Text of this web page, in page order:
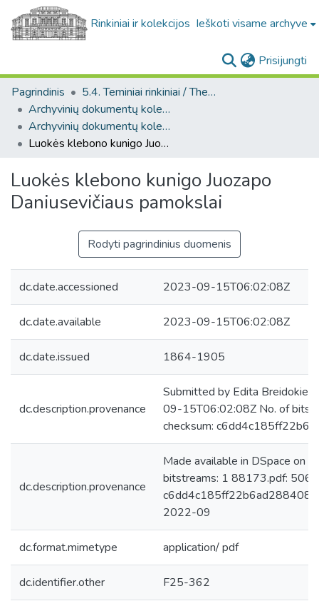
Rinkiniai ir kolekcijos Ieškoti visame archyve
Prisijungti
Pagrindinis
5.4. Teminiai rinkiniai / Thematic collections
Archyvinių dokumentų kolekcija. F25
Archyvinių dokumentų kolekcija. F25
Luokės klebono kunigo Juozapo Daniusevičiaus pamokslai
Luokės klebono kunigo Juozapo
Daniusevičiaus pamokslai
Rodyti pagrindinius duomenis
dc.date.accessioned 2023-09-15T06:02:08Z
dc.date.available 2023-09-15T06:02:08Z
dc.date.issued 1864-1905
dc.description.provenance
Submitted by Edita
09-15T06:02:08Z No. of
checksum:
dc.description.provenance
Made available in DSpace on
bitstreams: 1 88173.pdf:
2022-09
dc.format.mimetype application/ pdf
dc.identifier.other F25-362